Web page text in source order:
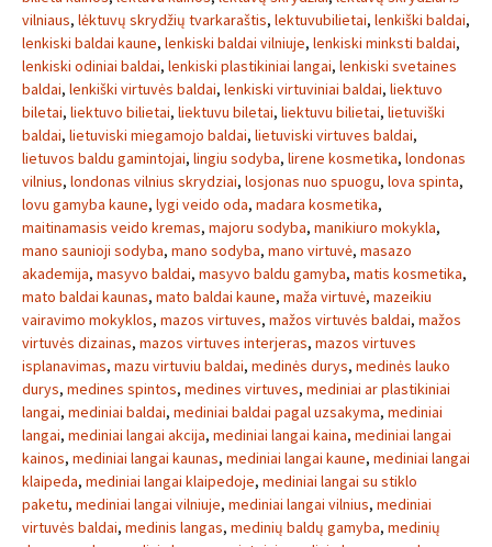
vilniaus, lėktuvų skrydžių tvarkaraštis, lektuvubilietai, lenkiški baldai,
lenkiski baldai kaune, lenkiski baldai vilniuje, lenkiski minksti baldai,
lenkiski odiniai baldai, lenkiski plastikiniai langai, lenkiski svetaines
baldai, lenkiški virtuvės baldai, lenkiski virtuviniai baldai, liektuvo
biletai, liektuvo bilietai, liektuvu biletai, liektuvu bilietai, lietuviški
baldai, lietuviski miegamojo baldai, lietuviski virtuves baldai,
lietuvos baldu gamintojai, lingiu sodyba, lirene kosmetika, londonas
vilnius, londonas vilnius skrydziai, losjonas nuo spuogu, lova spinta,
lovu gamyba kaune, lygi veido oda, madara kosmetika,
maitinamasis veido kremas, majoru sodyba, manikiuro mokykla,
mano saunioji sodyba, mano sodyba, mano virtuvė, masazo
akademija, masyvo baldai, masyvo baldu gamyba, matis kosmetika,
mato baldai kaunas, mato baldai kaune, maža virtuvė, mazeikiu
vairavimo mokyklos, mazos virtuves, mažos virtuvės baldai, mažos
virtuvės dizainas, mazos virtuves interjeras, mazos virtuves
isplanavimas, mazu virtuviu baldai, medinės durys, medinės lauko
durys, medines spintos, medines virtuves, mediniai ar plastikiniai
langai, mediniai baldai, mediniai baldai pagal uzsakyma, mediniai
langai, mediniai langai akcija, mediniai langai kaina, mediniai langai
kainos, mediniai langai kaunas, mediniai langai kaune, mediniai langai
klaipeda, mediniai langai klaipedoje, mediniai langai su stiklo
paketu, mediniai langai vilniuje, mediniai langai vilnius, mediniai
virtuvės baldai, medinis langas, medinių baldų gamyba, medinių